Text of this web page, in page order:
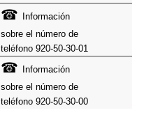
☎ Información
sobre el número de
teléfono 920-50-30-01
☎ Información
sobre el número de
teléfono 920-50-30-00